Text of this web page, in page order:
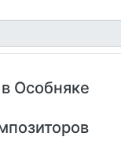
Особняке